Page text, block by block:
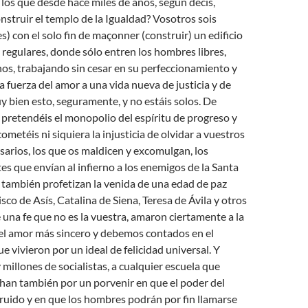
el templo de la Igualdad? Vosotros sois
con el solo fin de maçonner (construir) un edificio
donde sólo entren los hombres libres,
trabajando sin cesar en su perfeccionamiento y
fuerza del amor a una vida nueva de justicia y de
bien esto, seguramente, y no estáis solos. De
el monopolio del espíritu de progreso y
ni siquiera la injusticia de olvidar a vuestros
los que os maldicen y excomulgan, los
que envían al infierno a los enemigos de la Santa
profetizan la venida de una edad de paz
de Asís, Catalina de Siena, Teresa de Ávila y otros
fe que no es la vuestra, amaron ciertamente a la
amor más sincero y debemos contados en el
vivieron por un ideal de felicidad universal. Y
de socialistas, a cualquier escuela que
también por un porvenir en que el poder del
y en que los hombres podrán por fin llamarse